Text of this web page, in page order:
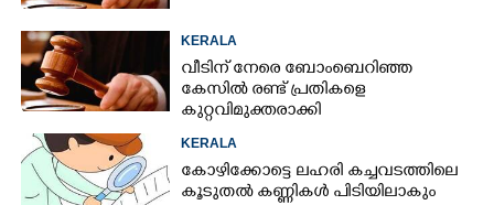
KERALA
വീടിന് നേരെ ബോംബെറിഞ്ഞ
കേസിൽ രണ്ട് പ്രതികളെ
കുറ്റവിമുക്തരാക്കി
KERALA
കോഴിക്കോട്ടെ ലഹരി കച്ചവടത്തിലെ
കൂടുതൽ കണ്ണികൾ പിടിയിലാകും